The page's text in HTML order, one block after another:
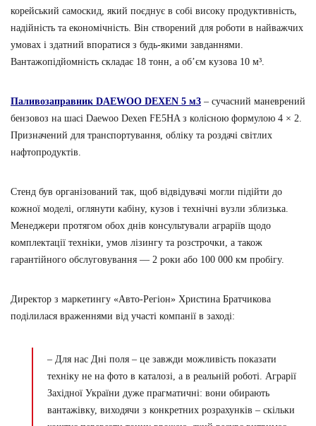
корейський самоскид, який поєднує в собі високу продуктивність,
надійність та економічність. Він створений для роботи в найважчих
умовах і здатний впоратися з будь-якими завданнями.
Вантажопідйомність складає 18 тонн, а об’єм кузова 10 м³.
Паливозаправник DAEWOO DEXEN 5 м3 – сучасний маневрений
бензовоз на шасі Daewoo Dexen FE5HA з колісною формулою 4 × 2.
Призначений для транспортування, обліку та роздачі світлих
нафтопродуктів.
Стенд був організований так, щоб відвідувачі могли підійти до
кожної моделі, оглянути кабіну, кузов і технічні вузли зблизька.
Менеджери протягом обох днів консультували аграріїв щодо
комплектації техніки, умов лізингу та розстрочки, а також
гарантійного обслуговування — 2 роки або 100 000 км пробігу.
Директор з маркетингу «Авто-Регіон» Христина Братчикова
поділилася враженнями від участі компанії в заході:
– Для нас Дні поля – це завжди можливість показати
техніку не на фото в каталозі, а в реальній роботі. Аграрії
Західної України дуже прагматичні: вони обирають
вантажівку, виходячи з конкретних розрахунків – скільки